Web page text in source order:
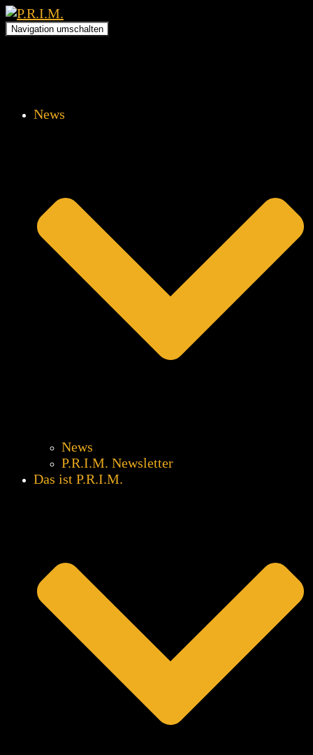
Navigation umschalten
News
News
P.R.I.M. Newsletter
Das ist P.R.I.M.